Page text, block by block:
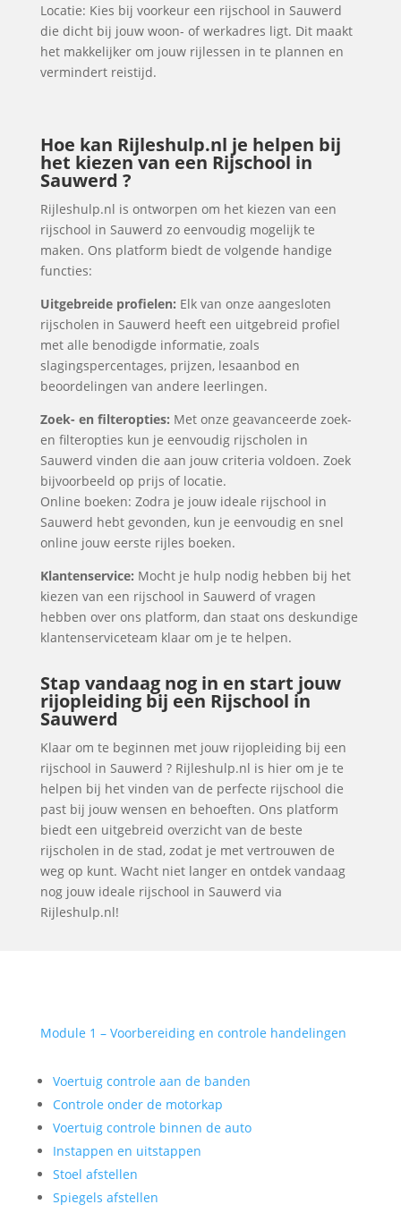
Locatie: Kies bij voorkeur een rijschool in Sauwerd
die dicht bij jouw woon- of werkadres ligt. Dit maakt
het makkelijker om jouw rijlessen in te plannen en
vermindert reistijd.
Hoe kan Rijleshulp.nl je helpen bij
het kiezen van een Rijschool in
Sauwerd ?
Rijleshulp.nl is ontworpen om het kiezen van een
rijschool in Sauwerd zo eenvoudig mogelijk te
maken. Ons platform biedt de volgende handige
functies:
Uitgebreide profielen: Elk van onze aangesloten
rijscholen in Sauwerd heeft een uitgebreid profiel
met alle benodigde informatie, zoals
slagingspercentages, prijzen, lesaanbod en
beoordelingen van andere leerlingen.
Zoek- en filteropties: Met onze geavanceerde zoek-
en filteropties kun je eenvoudig rijscholen in
Sauwerd vinden die aan jouw criteria voldoen. Zoek
bijvoorbeeld op prijs of locatie.
Online boeken: Zodra je jouw ideale rijschool in
Sauwerd hebt gevonden, kun je eenvoudig en snel
online jouw eerste rijles boeken.
Klantenservice: Mocht je hulp nodig hebben bij het
kiezen van een rijschool in Sauwerd of vragen
hebben over ons platform, dan staat ons deskundige
klantenserviceteam klaar om je te helpen.
Stap vandaag nog in en start jouw
rijopleiding bij een Rijschool in
Sauwerd
Klaar om te beginnen met jouw rijopleiding bij een
rijschool in Sauwerd ? Rijleshulp.nl is hier om je te
helpen bij het vinden van de perfecte rijschool die
past bij jouw wensen en behoeften. Ons platform
biedt een uitgebreid overzicht van de beste
rijscholen in de stad, zodat je met vertrouwen de
weg op kunt. Wacht niet langer en ontdek vandaag
nog jouw ideale rijschool in Sauwerd via
Rijleshulp.nl!
Module 1 – Voorbereiding en controle handelingen
Voertuig controle aan de banden
Controle onder de motorkap
Voertuig controle binnen de auto
Instappen en uitstappen
Stoel afstellen
Spiegels afstellen